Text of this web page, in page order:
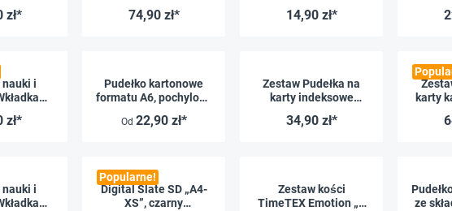
zł* 74,90 zł*
składaną pokrywką,
14,90 zł*
nauki i
zł*
Pudełko kartonowe
formatu A6, pochylone
Od 22,90 zł*
Zestaw Pudełka na
karty indeksowe
otwierane pod kątem,
34,90 zł*
karty
nauki i
Popularne!
Digital Slate SD „A4-
XS”, czarny
Zestaw kości
TimeTEX Emotion „6
ze